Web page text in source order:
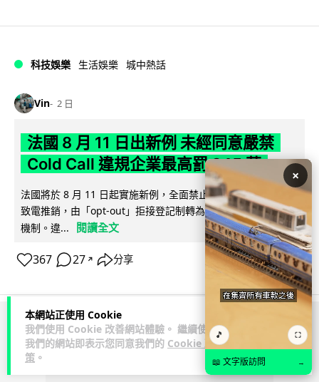
本網站正使用 Cookie
我們使用 Cookie 改善網站體驗。 繼續使用
我們的網站即表示您同意我們的 Cookie 政
策 。
科技娛樂 生活娛樂 城中熱話
Vin 2 日
法國 8 月 11 日出新例 未經同意嚴禁
Cold Call 違規企業最高罰 345 萬
法國將於 8 月 11 日起實施新例，全面禁止企業未經消費者同意
致電推銷，由「opt-out」拒接登記制轉為「opt-in」先徵同意
機制。違...
閱讀全文
367 27 ↗ 分享
ADVERTISEMENT
×
🎵 ⛶
📖 文字版訪問 →